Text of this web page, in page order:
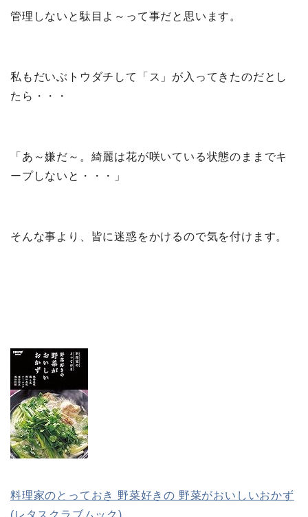
管理しないと駄目よ～って事だと思います。
私もだいぶトウダチして「ス」が入ってきたのだとし
たら・・・
「あ～嫌だ～。綺麗は花が咲いている状態のままでキ
ープしないと・・・」
そんな事より、皆に迷惑をかけるので気を付けます。
料理家のとっておき 野菜好きの 野菜がおいしいおかず
(レタスクラブムック)